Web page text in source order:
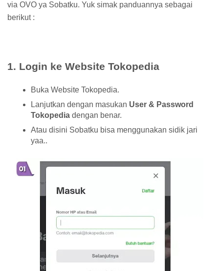
via OVO ya Sobatku. Yuk simak panduannya sebagai
berikut :
1. Login ke Website Tokopedia
Buka Website Tokopedia.
Lanjutkan dengan masukan User & Password
Tokopedia dengan benar.
Atau disini Sobatku bisa menggunakan sidik jari
yaa..